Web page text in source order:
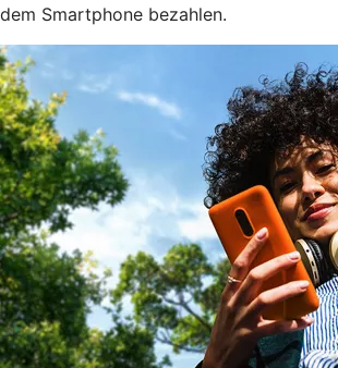
dem Smartphone bezahlen.